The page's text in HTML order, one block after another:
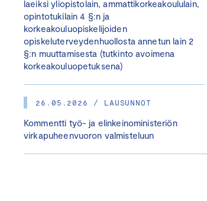
laeiksi yliopistolain, ammattikorkeakoululain,
opintotukilain 4 §:n ja
korkeakouluopiskelijoiden
opiskeluterveydenhuollosta annetun lain 2
§:n muuttamisesta (tutkinto avoimena
korkeakouluopetuksena)
26.05.2026 / LAUSUNNOT
Kommentti työ- ja elinkeinoministeriön
virkapuheenvuoron valmisteluun